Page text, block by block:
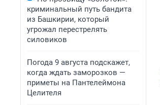
криминальный путь бандита
из Башкирии, который
угрожал перестрелять
силовиков
Погода 9 августа подскажет,
когда ждать заморозков —
приметы на Пантелеймона
Целителя